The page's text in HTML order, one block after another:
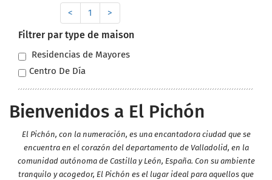
< 1 >
Filtrer par type de maison
Residencias de Mayores
Centro De Día
Bienvenidos a El Pichón
El Pichón, con la numeración, es una encantadora ciudad que se
encuentra en el corazón del departamento de Valladolid, en la
comunidad autónoma de Castilla y León, España. Con su ambiente
tranquilo y acogedor, El Pichón es el lugar ideal para aquellos que